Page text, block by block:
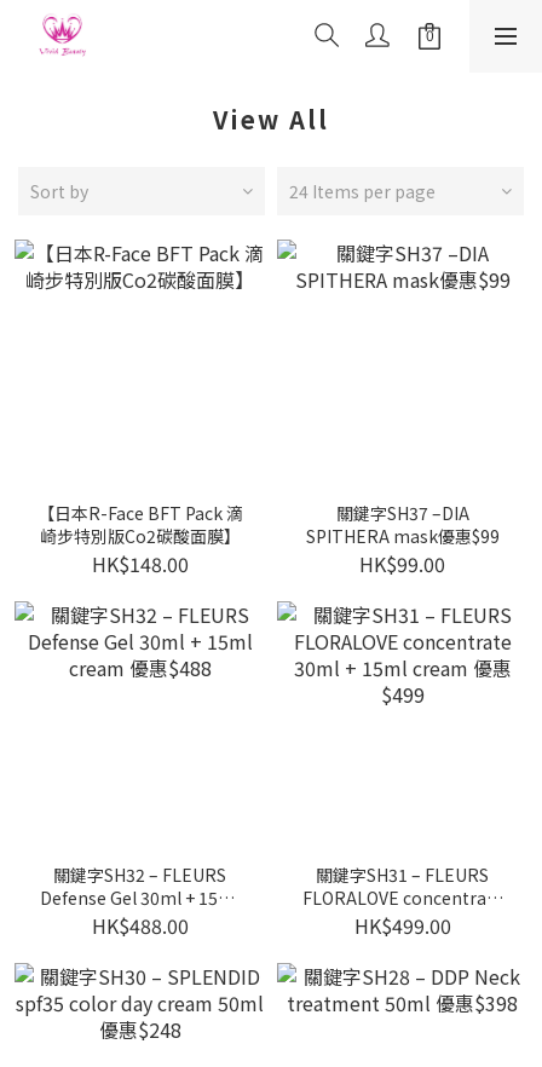
View All
Sort by 24 Items per page
【日本R-Face BFT Pack 滴
崎步特別版Co2碳酸面膜】
HK$148.00
關鍵字SH37 –DIA
SPITHERA mask優惠$99
HK$99.00
關鍵字SH32 – FLEURS
Defense Gel 30ml + 15ml
cream 優惠$488
HK$488.00
關鍵字SH31 – FLEURS
FLORALOVE concentrate
30ml + 15ml cream 優惠
$499
HK$499.00